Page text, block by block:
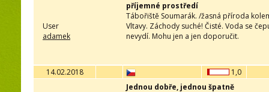
User
adamek
příjemné prostředí
Tábořiště Soumarák. /žasná příroda
Vltavy. Záchody suché! Čisté. Voda se
nevydí. Mohu jen a jen doporučit.
14.02.2018 1,0
Jednou dobře, jednou špatně